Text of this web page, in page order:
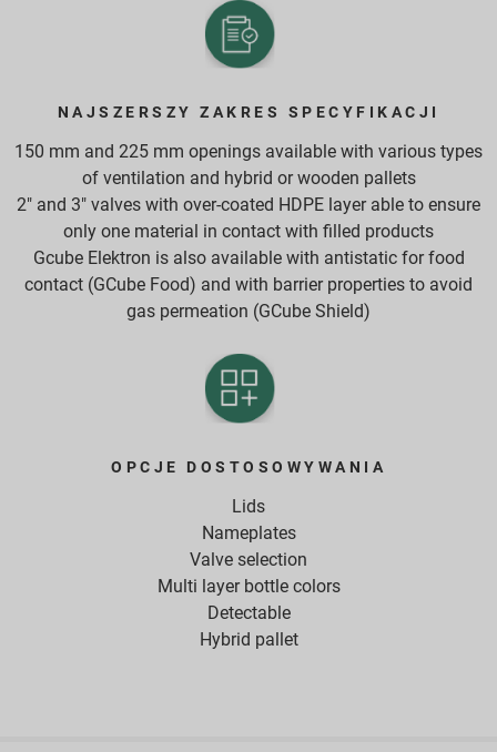
NAJSZERSZY ZAKRES SPECYFIKACJI
150 mm and 225 mm openings available with various types
of ventilation and hybrid or wooden pallets
2" and 3" valves with over-coated HDPE layer able to ensure
only one material in contact with filled products
Gcube Elektron is also available with antistatic for food
contact (GCube Food) and with barrier properties to avoid
gas permeation (GCube Shield)
OPCJE DOSTOSOWYWANIA
Lids
Nameplates
Valve selection
Multi layer bottle colors
Detectable
Hybrid pallet